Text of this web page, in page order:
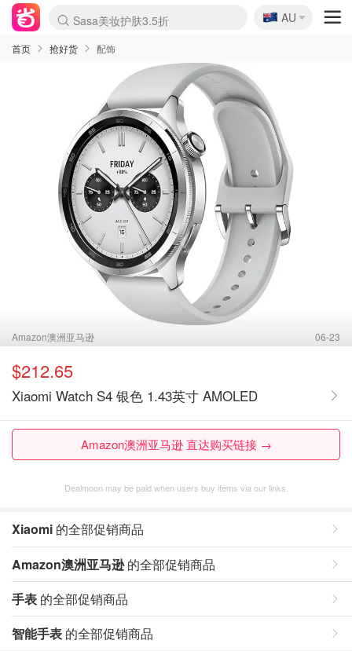
lululemon折扣上新
Sasa美妆护肤3.5折
SSENSE年中3折
FreshBeauty好价汇总
Cettire降价+叠9折
WWS Coles超市实拍
viagogo二手票捡漏
Myer超级周末1折
The Outnet奢牌1折起
David Jones 3折起
Flannels大牌1折
Perfumes Club护肤1折
AMIRO返校季6.2折
Amazon折扣汇总
eToro入金$200送$50
Amazon数码好物
ICONIC本周7.5折
ThedoubleF高奢地板价
Moose Knuckles 6折
丝芙兰5折起
EUFY官网3.7折起
Selenichast首饰2折
Trip机票酒店促销
YSL送5件彩妆礼
Amazon家居好物
Amazon美妆护肤
雅漾大喷$8
过敏原检测盒$33
伊索独家赠50ml沐浴露
科颜氏清仓3折
SEALIFE海洋馆门票6折
丝塔芙大白罐$16
订阅Newsletter送香薰
Cult Beauty 6.8折
Harrods圣诞日历2.3折
LN-CC奢牌私促3折
d'Alba空姐喷雾$16
EVE LOM套装逆天2折
Bernardelli独家4折
Adore Beauty 6折起
CT圣诞日历
Mytheresa奢品2.7折
Luxury Escapes 9折
Currentbody美容仪9折
MOON Garden Live
Roborock扫地机3.7折
Tingo Life水杯$24
Valentino官网5折
CR洗发护发6.3折
修丽可套装7.4折
Myer彩妆2件7折
GANNI官网4.5折
Stylevana韩妆4折
Tessabit高奢8.5折
OGX洗护4折
Amazon阿德莱德次日达
卡诗8.5折+赠礼
Philips Hue灯具8折
🇦🇺
AU
首页 抢好货 配饰
Amazon澳洲亚马逊 06-23
$212.65
Xiaomi Watch S4 银色 1.43英寸 AMOLED
Amazon澳洲亚马逊 直达购买链接 →
Dealmoon may be paid when users buy items via our links.
Xiaomi 的全部促销商品
Amazon澳洲亚马逊的全部促销商品
手表 的全部促销商品
智能手表 的全部促销商品